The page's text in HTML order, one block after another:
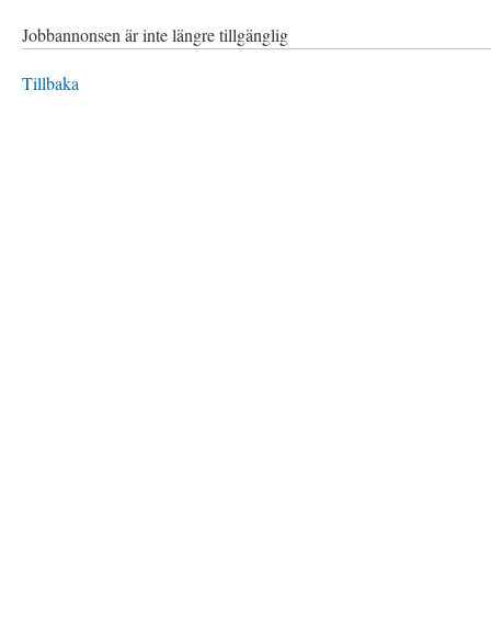
Jobbannonsen är inte längre tillgänglig
Tillbaka